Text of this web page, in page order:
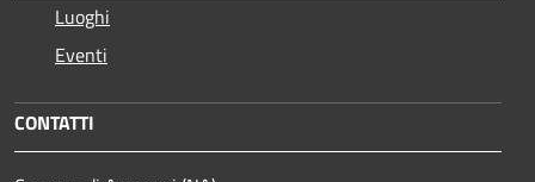
Luoghi
Eventi
CONTATTI